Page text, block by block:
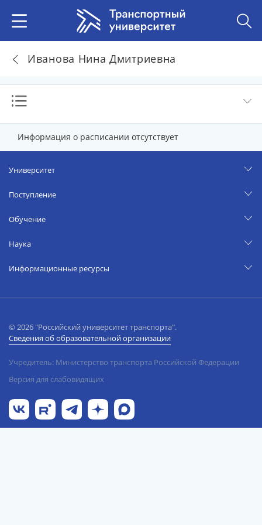
Иванова Нина Дмитриевна
Информация о расписании отсутствует
Университет
Поступление
Обучение
Наука
Информационные ресурсы
© 2026 "Российский университет транспорта".
Сведения об образовательной организации
Учредитель: Министерство транспорта Российской Федерации
Версия для слабовидящих